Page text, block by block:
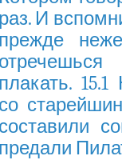
раз. И
прежде
плакать.
со
составили
предали